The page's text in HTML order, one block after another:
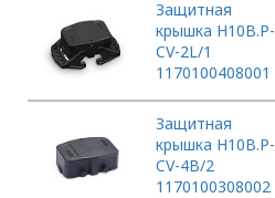
Защитная
крышка H10B.P-
CV-2L/1
1170100408001
Защитная
крышка H10B.P-
CV-4B/2
1170100308002